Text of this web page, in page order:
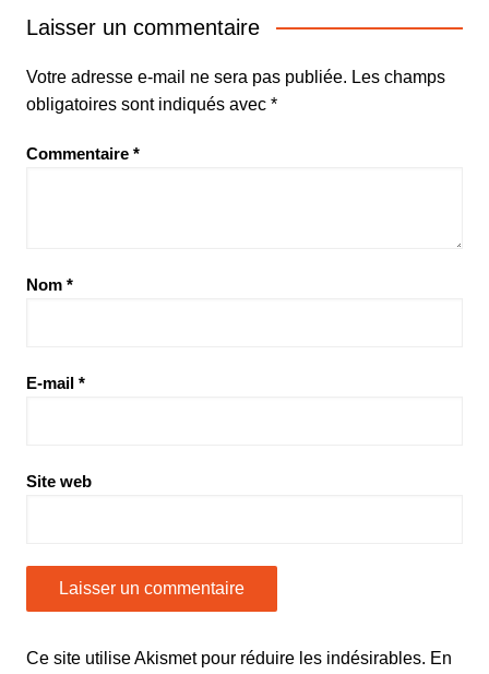
Laisser un commentaire
Votre adresse e-mail ne sera pas publiée. Les champs
obligatoires sont indiqués avec *
Commentaire *
Nom *
E-mail *
Site web
Ce site utilise Akismet pour réduire les indésirables. En